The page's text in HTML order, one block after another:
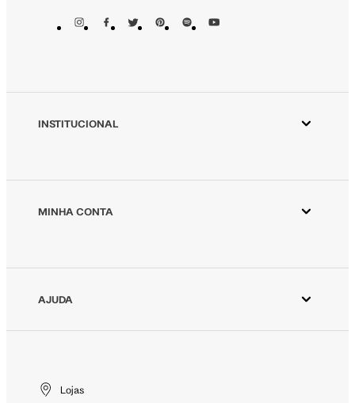
INSTITUCIONAL
Animale ESG
Trabalhe Conosco
MINHA CONTA
Meus Pedidos
AJUDA
Cuidados Especiais
Lojas